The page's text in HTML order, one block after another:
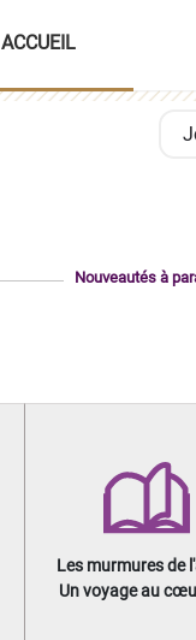
ACCUEIL
Nouveautés à
Les murmures de
Un voyage au